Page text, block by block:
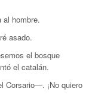
hombre.
asado.
el bosque
el catalán.
Corsario—. ¡No quiero